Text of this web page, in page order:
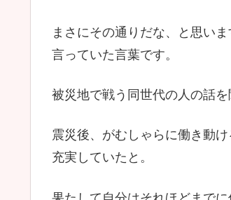
まさにその通りだな、と思い
言っていた言葉です。
被災地で戦う同世代の人の話
震災後、がむしゃらに働き動
充実していたと。